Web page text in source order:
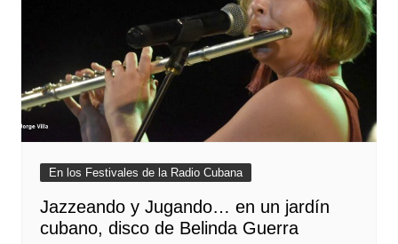
En los Festivales de la Radio Cubana
Jazzeando y Jugando… en un jardín
cubano, disco de Belinda Guerra